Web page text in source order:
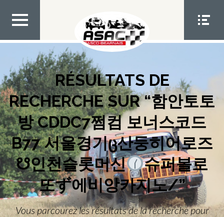
contenu
MEN
MEN
RÉSULTATS DE
RECHERCHE SUR “함안토토
방 CDDC7쩜컴 보너스코드
B77 서울경기Ც산둥히어로즈
☋인천슬롯머신
슈퍼볼로
또ず에비앙카지노/”
Vous parcourez les résultats de la recherche pour